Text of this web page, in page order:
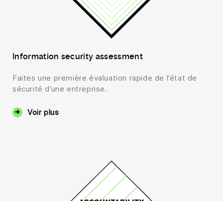
Information security assessment
Faites une première évaluation rapide de l’état de
sécurité d’une entreprise.
Voir plus